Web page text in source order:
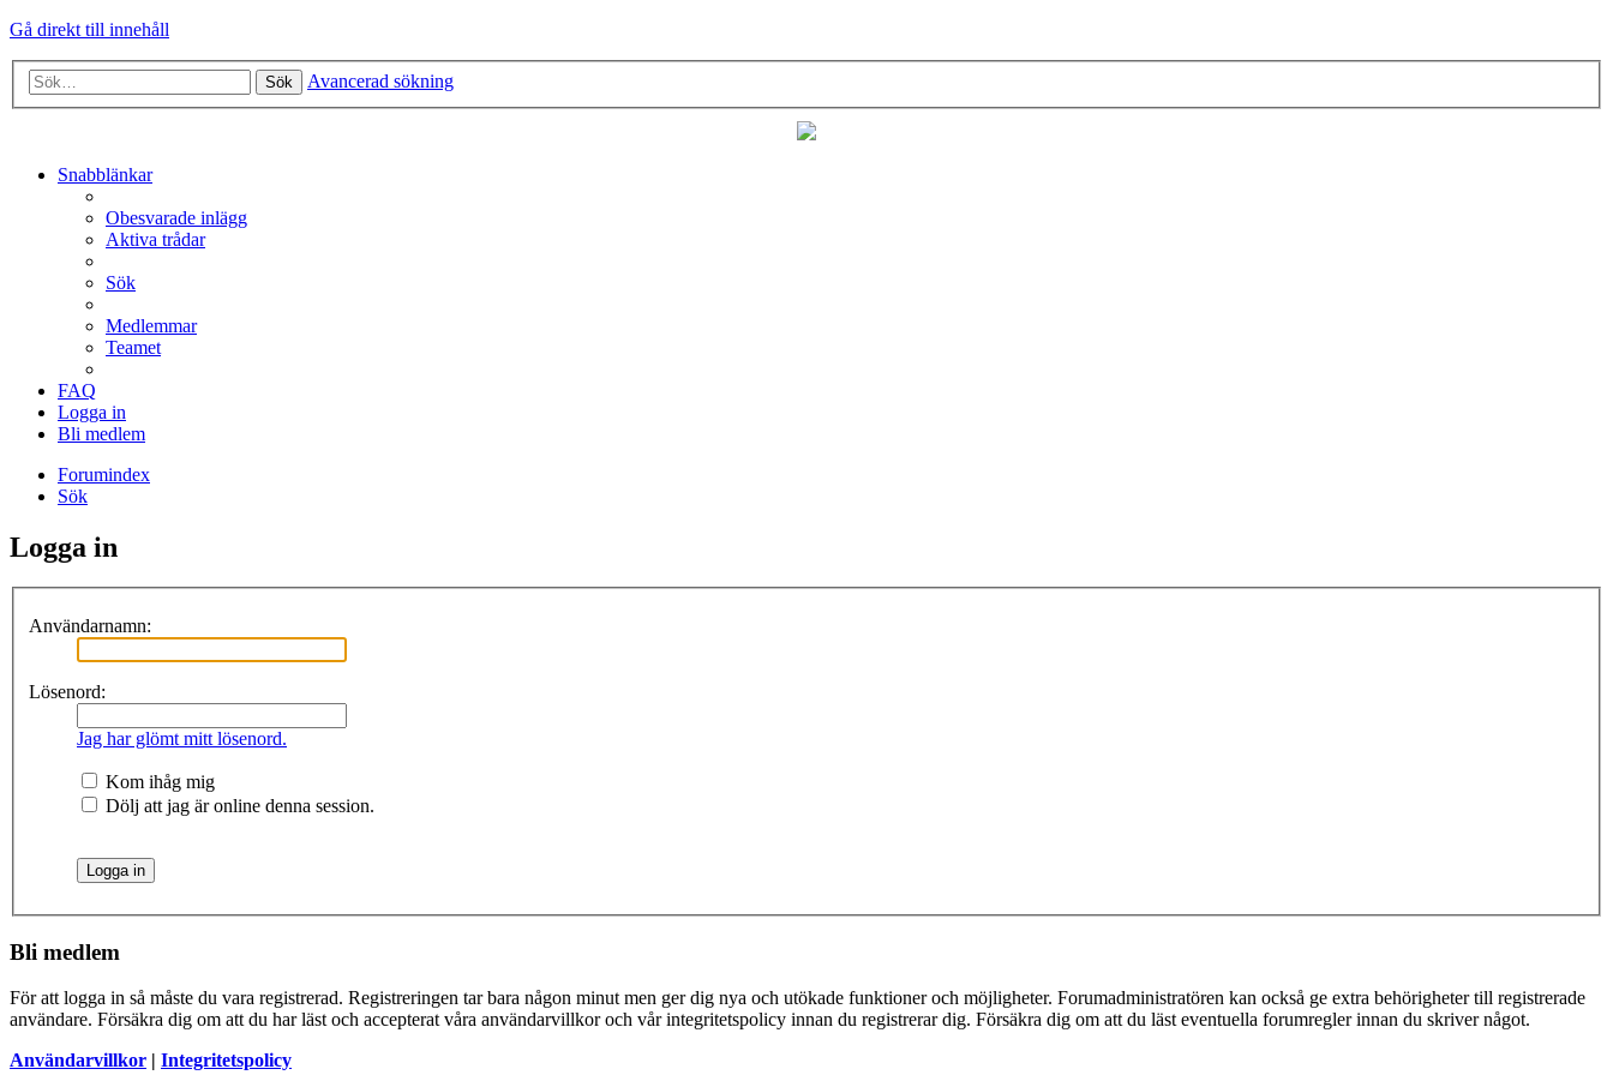
Gå direkt till innehåll
Sök Avancerad sökning
Snabblänkar
Obesvarade inlägg
Aktiva trådar
Sök
Medlemmar
Teamet
FAQ
Logga in
Bli medlem
Forumindex
Sök
Logga in
Användarnamn:
Lösenord:
Jag har glömt mitt lösenord.
Kom ihåg mig
Dölj att jag är online denna session.
Bli medlem
För att logga in så måste du vara registrerad. Registreringen tar bara någon minut men ger dig nya och utökade funktioner och möjligheter. Forumadministratören kan också ge extra behörigheter till registrerade
användare. Försäkra dig om att du har läst och accepterat våra användarvillkor och vår integritetspolicy innan du registrerar dig. Försäkra dig om att du läst eventuella forumregler innan du skriver något.
Användarvillkor | Integritetspolicy